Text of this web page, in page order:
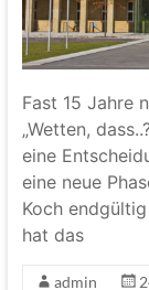
Fast 15 Jahre
„Wetten,
eine
eine neue
Koch
hat das
admin